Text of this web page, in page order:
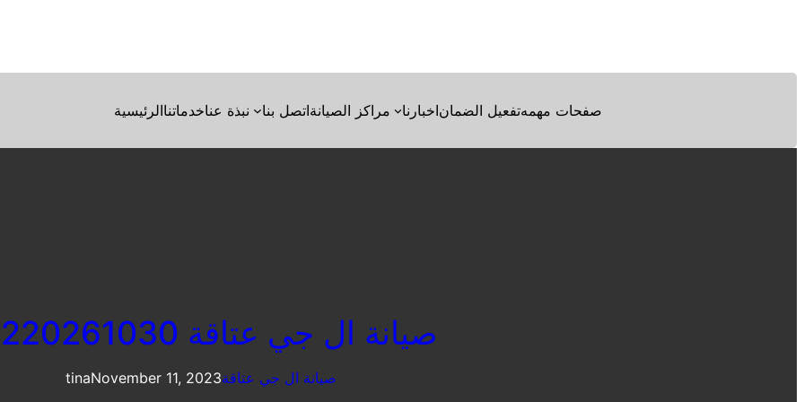
الرئيسيةخدماتنانبذة عنا اتصل بنامراكز الصيانة اخبارناتفعيل الضمانصفحات مهمه
صيانة ال جي عتاقة 01220261030
tinaNovember 11, 2023صيانة ال جي عتاقة